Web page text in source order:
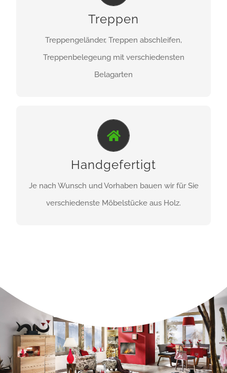
Treppen
Treppengeländer, Treppen abschleifen,
Treppenbelegeung mit verschiedensten
Belagarten
Treppen- und Treppengeländer
Handgefertigt
Je nach Wunsch und Vorhaben bauen wir für Sie
verschiedenste Möbelstücke aus Holz.
INDIVIDUELL GEPLANT...
individuelle Anfertigungen
ZU DEN PRODUKTEN